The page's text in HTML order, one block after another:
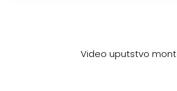
Video uputstvo